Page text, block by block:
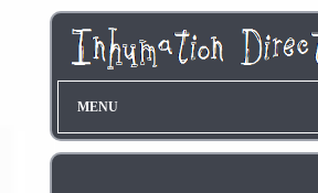
MENU